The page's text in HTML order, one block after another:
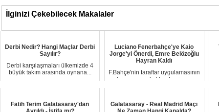
İlginizi Çekebilecek Makalaler
Derbi Nedir? Hangi Maçlar Derbi
Sayılır?
Derbi karşılaşmaları ülkemizde 4
büyük takım arasında oynana...
Luciano Fenerbahçe'ye Kaio
Jorge'yi Önerdi, Emre Belözoğlu
Hayran Kaldı
F.Bahçe'nin taraftar uygulamasının
lansmanına katılan Lucian...
Fatih Terim Galatasaray'dan
Galatasaray - Real Madrid Maçı